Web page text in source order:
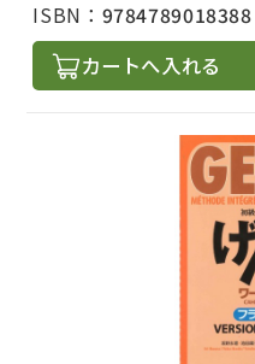
ISBN： 9784789018388
カートへ入れる